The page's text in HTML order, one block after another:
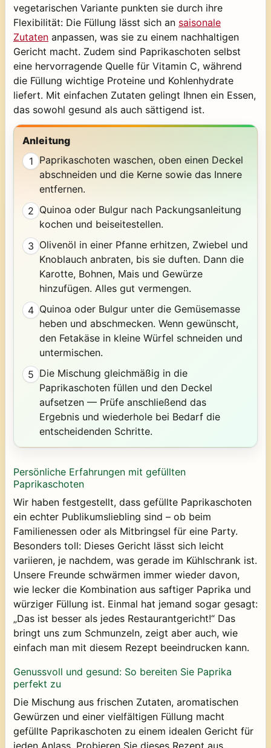
vegetarischen Variante punkten sie durch ihre
Flexibilität: Die Füllung lässt sich an saisonale
Zutaten anpassen, was sie zu einem nachhaltigen
Gericht macht. Zudem sind Paprikaschoten selbst
eine hervorragende Quelle für Vitamin C, während
die Füllung wichtige Proteine und Kohlenhydrate
liefert. Mit einfachen Zutaten gelingt Ihnen ein Essen,
das sowohl gesund als auch sättigend ist.
Anleitung
1 Paprikaschoten waschen, oben einen Deckel
abschneiden und die Kerne sowie das Innere
entfernen.
2 Quinoa oder Bulgur nach Packungsanleitung
kochen und beiseitestellen.
3 Olivenöl in einer Pfanne erhitzen, Zwiebel und
Knoblauch anbraten, bis sie duften. Dann die
Karotte, Bohnen, Mais und Gewürze
hinzufügen. Alles gut vermengen.
4 Quinoa oder Bulgur unter die Gemüsemasse
heben und abschmecken. Wenn gewünscht,
den Fetakäse in kleine Würfel schneiden und
untermischen.
5 Die Mischung gleichmäßig in die
Paprikaschoten füllen und den Deckel
aufsetzen — Prüfe anschließend das
Ergebnis und wiederhole bei Bedarf die
entscheidenden Schritte.
Persönliche Erfahrungen mit gefüllten
Paprikaschoten
Wir haben festgestellt, dass gefüllte Paprikaschoten
ein echter Publikumsliebling sind – ob beim
Familienessen oder als Mitbringsel für eine Party.
Besonders toll: Dieses Gericht lässt sich leicht
variieren, je nachdem, was gerade im Kühlschrank ist.
Unsere Freunde schwärmen immer wieder davon,
wie lecker die Kombination aus saftiger Paprika und
würziger Füllung ist. Einmal hat jemand sogar gesagt:
„Das ist besser als jedes Restaurantgericht!“ Das
bringt uns zum Schmunzeln, zeigt aber auch, wie
einfach man mit diesem Rezept beeindrucken kann.
Genussvoll und gesund: So bereiten Sie Paprika
perfekt zu
Die Mischung aus frischen Zutaten, aromatischen
Gewürzen und einer vielfältigen Füllung macht
gefüllte Paprikaschoten zu einem idealen Gericht für
jeden Anlass. Probieren Sie dieses Rezept aus,